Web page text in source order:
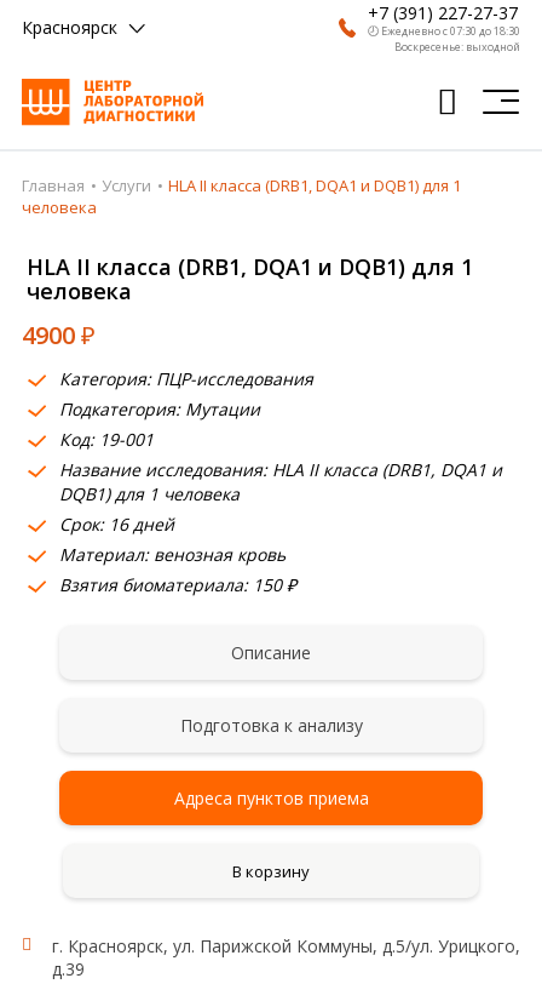
Красноярск
+7 (391) 227-27-37
🕗 Ежедневно с 07:30 до 18:30
Воскресенье: выходной
Главная
Врачи
Получить результат
Пациентам
О компании
Где сдать
Партнерам
Главная Услуги
HLA II класса (DRB1, DQA1 и DQB1) для 1
человека
HLA II класса (DRB1, DQA1 и DQB1) для 1
человека
4900₽
Категория: ПЦР-исследования
Подкатегория: Мутации
Код: 19-001
Название исследования: HLA II класса (DRB1, DQA1 и
DQB1) для 1 человека
Срок: 16 дней
Материал: венозная кровь
Взятия биоматериала: 150 ₽
Описание
Подготовка к анализу
Адреса пунктов приема
В корзину
г. Красноярск, ул. Парижской Коммуны, д.5/ул. Урицкого,
д.39